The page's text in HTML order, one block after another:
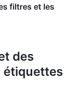
filtres et les
des
étiquettes